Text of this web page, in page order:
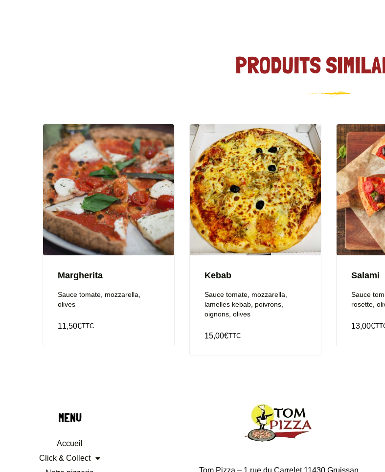
PRODUITS
Margherita
Sauce tomate, mozzarella,
olives
11,50€TTC
Kebab
Sauce tomate, mozzarella,
lamelles kebab, poivrons,
oignons, olives
15,00€TTC
Salami
Sauce
rosette,
13,00€
MENU
Accueil
Click & Collect
Tom Pizza – 1 rue du Carrelet 11430 Gruissan